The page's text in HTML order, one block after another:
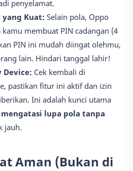
penyelamat.
yang Kuat: Selain pola, Oppo
membuat PIN cadangan (4
PIN ini mudah diingat olehmu,
lain. Hindari tanggal lahir!
Device: Cek kembali di
pastikan fitur ini aktif dan izin
Ini adalah kunci utama
mengatasi lupa pola tanpa
jauh.
Aman (Bukan di